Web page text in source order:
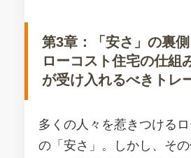
第3章：「安さ」の裏側
ローコスト住宅の仕組
が受け入れるべきトレ
多くの人々を惹きつける
の「安さ」。しかし、そ